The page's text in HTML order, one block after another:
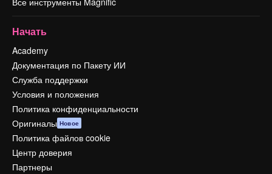
Начать
Academy
Документация по Пакету ИИ
Служба поддержки
Условия и положения
Политика конфиденциальности
Оригиналы Новое
Политика файлов cookie
Центр доверия
Партнеры